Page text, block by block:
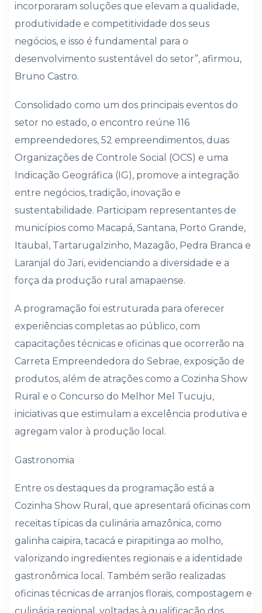
incorporaram soluções que elevam a qualidade,
produtividade e competitividade dos seus
negócios, e isso é fundamental para o
desenvolvimento sustentável do setor”, afirmou,
Bruno Castro.
Consolidado como um dos principais eventos do
setor no estado, o encontro reúne 116
empreendedores, 52 empreendimentos, duas
Organizações de Controle Social (OCS) e uma
Indicação Geográfica (IG), promove a integração
entre negócios, tradição, inovação e
sustentabilidade. Participam representantes de
municípios como Macapá, Santana, Porto Grande,
Itaubal, Tartarugalzinho, Mazagão, Pedra Branca e
Laranjal do Jari, evidenciando a diversidade e a
força da produção rural amapaense.
A programação foi estruturada para oferecer
experiências completas ao público, com
capacitações técnicas e oficinas que ocorrerão na
Carreta Empreendedora do Sebrae, exposição de
produtos, além de atrações como a Cozinha Show
Rural e o Concurso do Melhor Mel Tucuju,
iniciativas que estimulam a excelência produtiva e
agregam valor à produção local.
Gastronomia
Entre os destaques da programação está a
Cozinha Show Rural, que apresentará oficinas com
receitas típicas da culinária amazônica, como
galinha caipira, tacacá e pirapitinga ao molho,
valorizando ingredientes regionais e a identidade
gastronômica local. Também serão realizadas
oficinas técnicas de arranjos florais, compostagem e